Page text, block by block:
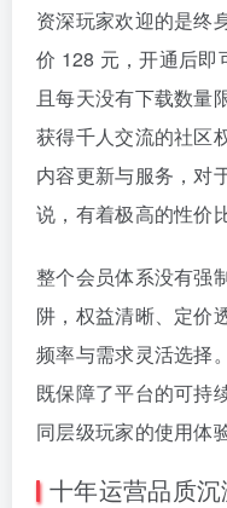
资深玩家欢迎的是终
价 128 元，开通后即
且每天没有下载数量
获得千人交流的社区
内容更新与服务，对
说，有着极高的性价比
整个会员体系没有强
阱，权益清晰、定价
频率与需求灵活选择
既保障了平台的可持
同层级玩家的使用体验
十年运营品质